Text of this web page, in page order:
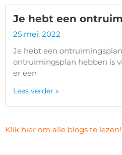
Je hebt een
25 mei, 2022
Je hebt een
ontruimingsplan hebben is
er een
Lees verder »
Klik hier om alle blogs te lezen!